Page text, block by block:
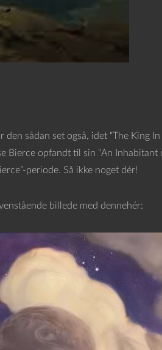
sådan set også, idet “The King
Bierce opfandt til sin “An Inhabitant
periode. Så ikke noget dér!
billede med dennehér: